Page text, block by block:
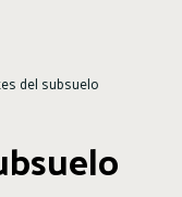
del subsuelo